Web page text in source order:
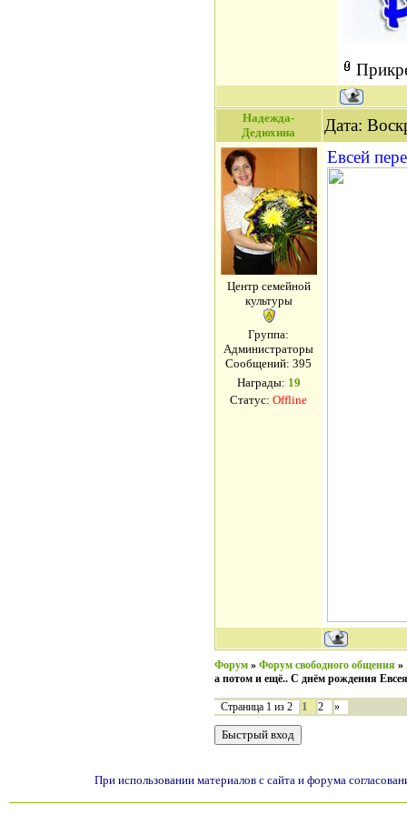
Надежда-
Дедюхина
Дата:
Центр семейной
культуры
Группа:
Администраторы
Сообщений:395
Награды: 19
Статус:Offline
Евсей
Форум » Форум свободного общения »
а потом и ещё.. С днём рождения
Страница 1 из 2 1 2 »
При использовании материалов с сайта и форума